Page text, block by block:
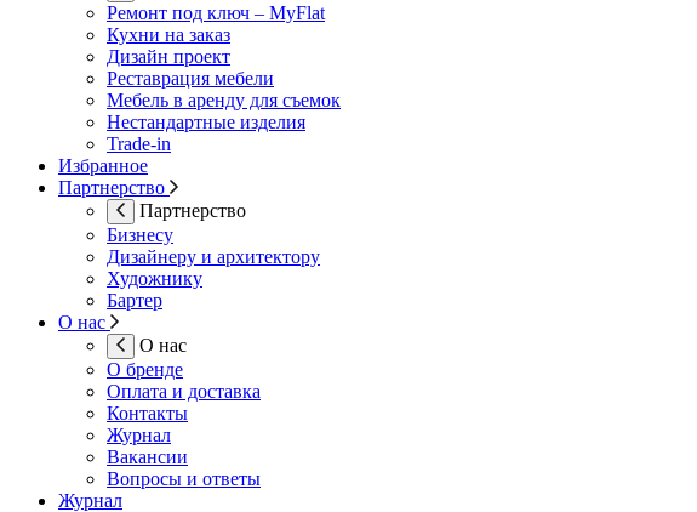
Ремонт под ключ – MyFlat
Кухни на заказ
Дизайн проект
Реставрация мебели
Мебель в аренду для съемок
Нестандартные изделия
Trade-in
Избранное
Партнерство
Партнерство
Бизнесу
Дизайнеру и архитектору
Художнику
Бартер
О нас
О нас
О бренде
Оплата и доставка
Контакты
Журнал
Вакансии
Вопросы и ответы
Журнал